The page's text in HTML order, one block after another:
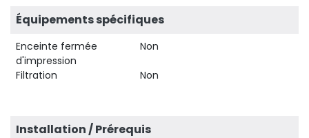
Équipements spécifiques
Enceinte fermée
d'impression
Non
Filtration Non
Installation / Prérequis